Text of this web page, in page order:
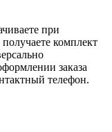
при
комплект
заказа
телефон.